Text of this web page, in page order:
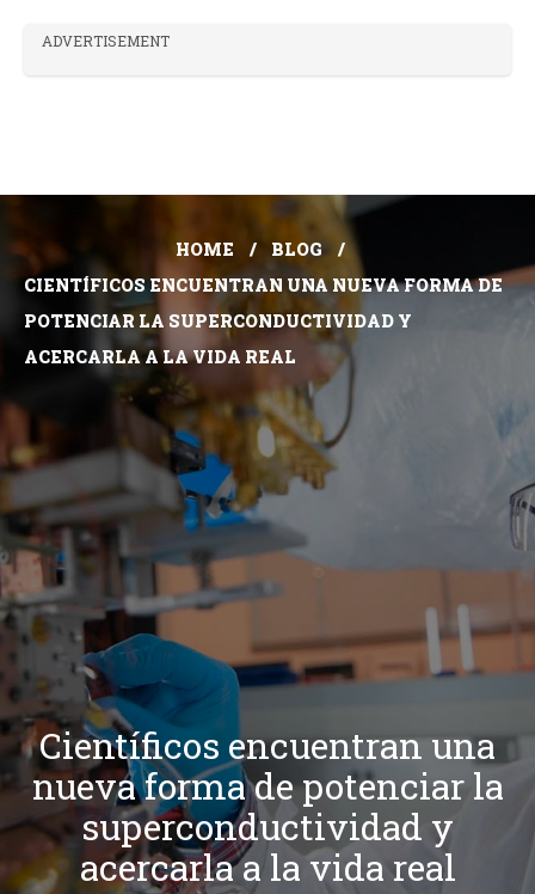
ADVERTISEMENT
HOME
BLOG
CIENTÍFICOS ENCUENTRAN UNA NUEVA FORMA DE
POTENCIAR LA SUPERCONDUCTIVIDAD Y
ACERCARLA A LA VIDA REAL
Científicos encuentran una
nueva forma de potenciar la
superconductividad y
acercarla a la vida real